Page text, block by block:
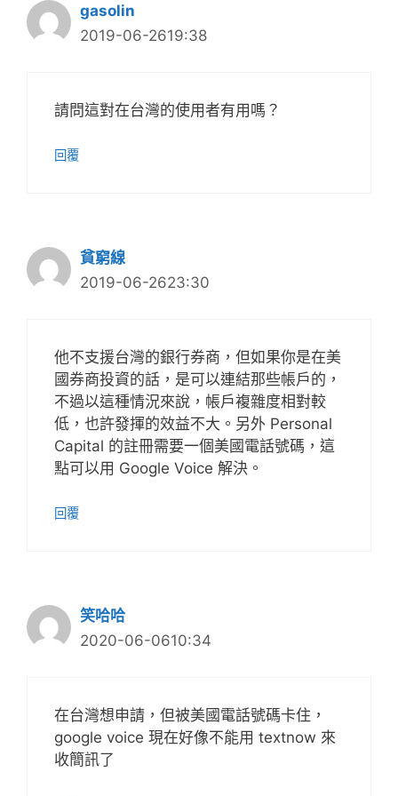
gasolin
2019-06-2619:38
請問這對在台灣的使用者有用嗎？
回覆
貧窮線
2019-06-2623:30
他不支援台灣的銀行券商，但如果你是在美
國券商投資的話，是可以連結那些帳戶的，
不過以這種情況來說，帳戶複雜度相對較
低，也許發揮的效益不大。另外 Personal
Capital 的註冊需要一個美國電話號碼，這
點可以用 Google Voice 解決。
回覆
笑哈哈
2020-06-0610:34
在台灣想申請，但被美國電話號碼卡住，
google voice 現在好像不能用 textnow 來
收簡訊了